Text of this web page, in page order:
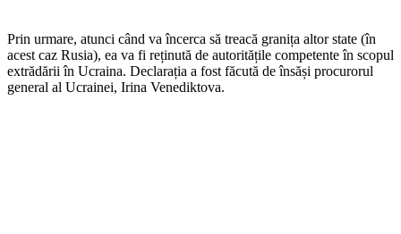
Prin urmare, atunci când va încerca să treacă granița altor state (în
acest caz Rusia), ea va fi reținută de autoritățile competente în scopul
extrădării în Ucraina. Declarația a fost făcută de însăși procurorul
general al Ucrainei, Irina Venediktova.